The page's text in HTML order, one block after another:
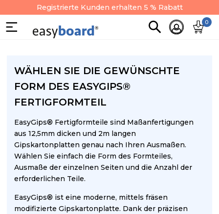
Registrierte Kunden erhalten 5 % Rabatt
0
WÄHLEN SIE DIE GEWÜNSCHTE
FORM DES EASYGIPS®
FERTIGFORMTEIL
EasyGips® Fertigformteile sind Maßanfertigungen
aus 12,5mm dicken und 2m langen
Gipskartonplatten genau nach Ihren Ausmaßen.
Wählen Sie einfach die Form des Formteiles,
Ausmaße der einzelnen Seiten und die Anzahl der
erforderlichen Teile.
EasyGips® ist eine moderne, mittels fräsen
modifizierte Gipskartonplatte. Dank der präzisen